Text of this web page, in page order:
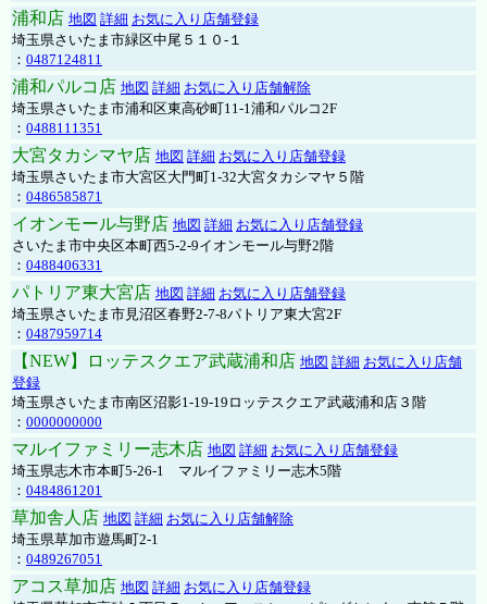
浦和店 地図 詳細 お気に入り店舗登録
埼玉県さいたま市緑区中尾５１０-１
： 0487124811
浦和パルコ店 地図 詳細 お気に入り店舗解除
埼玉県さいたま市浦和区東高砂町11-1浦和パルコ2F
： 0488111351
大宮タカシマヤ店 地図 詳細 お気に入り店舗登録
埼玉県さいたま市大宮区大門町1-32大宮タカシマヤ５階
： 0486585871
イオンモール与野店 地図 詳細 お気に入り店舗登録
さいたま市中央区本町西5-2-9イオンモール与野2階
： 0488406331
パトリア東大宮店 地図 詳細 お気に入り店舗登録
埼玉県さいたま市見沼区春野2-7-8パトリア東大宮2F
： 0487959714
【NEW】ロッテスクエア武蔵浦和店 地図 詳細 お気に入り店舗
登録
埼玉県さいたま市南区沼影1-19-19ロッテスクエア武蔵浦和店３階
： 0000000000
マルイファミリー志木店 地図 詳細 お気に入り店舗登録
埼玉県志木市本町5-26-1 マルイファミリー志木5階
： 0484861201
草加舎人店 地図 詳細 お気に入り店舗解除
埼玉県草加市遊馬町2-1
： 0489267051
アコス草加店 地図 詳細 お気に入り店舗登録